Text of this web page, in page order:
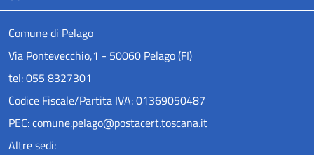
Comune di Pelago
Via Pontevecchio,1 - 50060 Pelago (FI)
tel: 055 8327301
Codice Fiscale/Partita IVA: 01369050487
PEC: comune.pelago@postacert.toscana.it
Altre sedi: